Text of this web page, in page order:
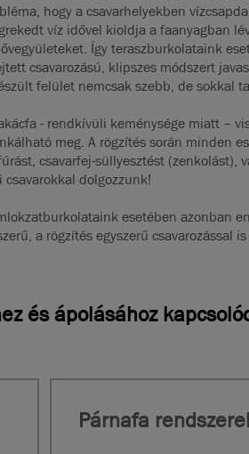
hogy a csavarhelyekben
víz idővel kioldja a faanyagban
Így teraszburkolataink
csavarozású, klipszes módszert
felület nemcsak szebb, de sokkal
- rendkívüli keménysége miatt –
meg. A rögzítés során minden
csavarfej-süllyesztést (zenkolást),
csavarokkal dolgozzunk!
esetében azonban
a rögzítés egyszerű csavarozással
és ápolásához
Párnafa